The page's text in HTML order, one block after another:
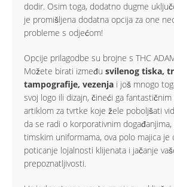
dodir. Osim toga, dodatno dugme
je promišljena dodatna opcija za one
probleme s odjećom!
Opcije prilagodbe su brojne s THC
Možete birati između svilenog tiska,
tampografije, vezenja i još mnogo
svoj logo ili dizajn, čineći ga
artiklom za tvrtke koje žele poboljšati
da se radi o korporativnim
timskim uniformama, ova polo majica je
poticanje lojalnosti klijenata i jačanje
prepoznatljivosti.